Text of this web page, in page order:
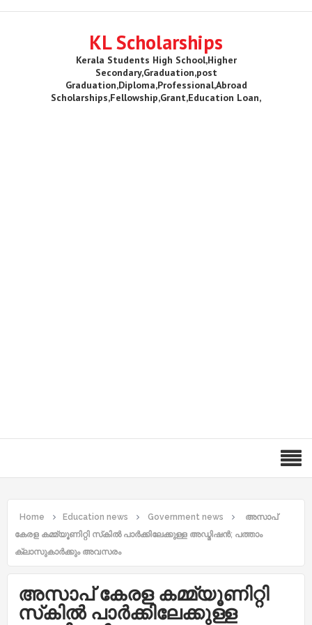
KL Scholarships
Kerala Students High School,Higher
Secondary,Graduation,post
Graduation,Diploma,Professional,Abroad
Scholarships,Fellowship,Grant,Education Loan,
Home Education news Government news
അസാപ്
കേരള കമ്മ്യൂണിറ്റി സ്‌കിൽ പാർക്കിലേക്കുള്ള അഡ്മിഷൻ; പത്താം
ക്ലാസുകാർക്കും അവസരം
അസാപ് കേരള കമ്മ്യൂണിറ്റി
സ്‌കിൽ പാർക്കിലേക്കുള്ള